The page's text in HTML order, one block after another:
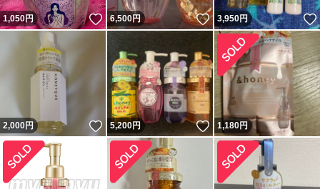
1,050円 いいね！
6,500円 いいね！
3,950円
2,000円 いいね！
5,200円 いいね！
1,180円